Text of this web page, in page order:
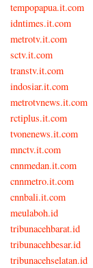
tempopapua.it.com
idntimes.it.com
metrotv.it.com
sctv.it.com
transtv.it.com
indosiar.it.com
metrotvnews.it.com
rctiplus.it.com
tvonenews.it.com
mnctv.it.com
cnnmedan.it.com
cnnmetro.it.com
cnnbali.it.com
meulaboh.id
tribunacehbarat.id
tribunacehbesar.id
tribunacehselatan.id